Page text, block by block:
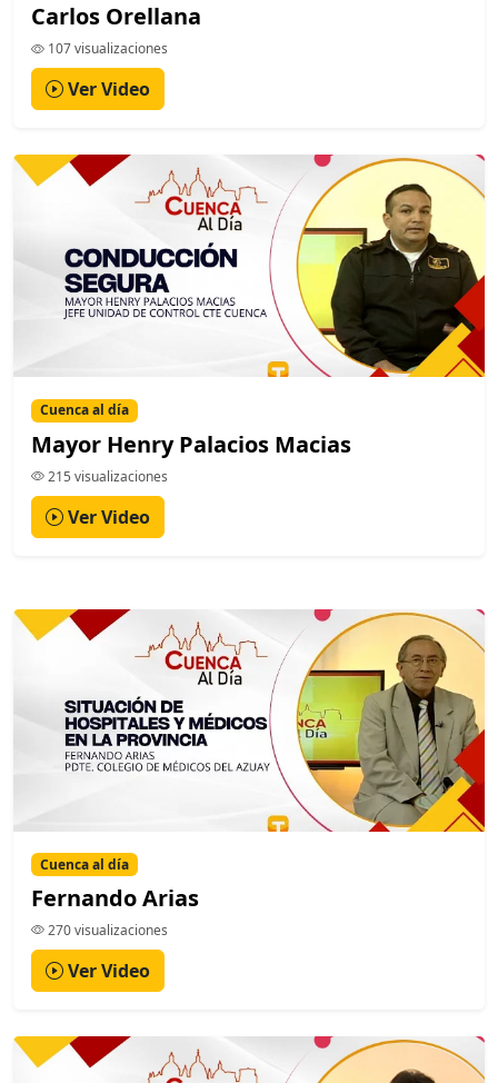
Carlos Orellana
107 visualizaciones
Ver Video
Cuenca al día
Mayor Henry Palacios Macias
215 visualizaciones
Ver Video
Cuenca al día
Fernando Arias
270 visualizaciones
Ver Video